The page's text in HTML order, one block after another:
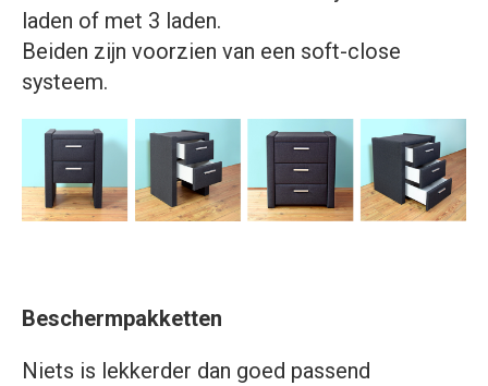
laden of met 3 laden.
Beiden zijn voorzien van een soft-close
systeem.
Beschermpakketten
Niets is lekkerder dan goed passend